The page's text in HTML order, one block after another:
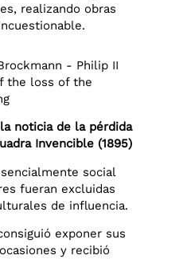
realizando obras
noticia de la pérdida
Invencible (1895)
social
fueran excluidas
de influencia.
exponer sus
y recibió